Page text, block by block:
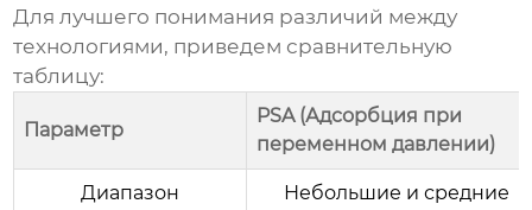
Для лучшего понимания различий между
технологиями, приведем сравнительную
таблицу:
Параметр
PSA (Адсорбция при
переменном давлении)
Диапазон Небольшие и средние